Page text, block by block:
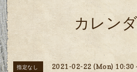
カレン
指定なし 2021-02-22 (Mon) 10:30